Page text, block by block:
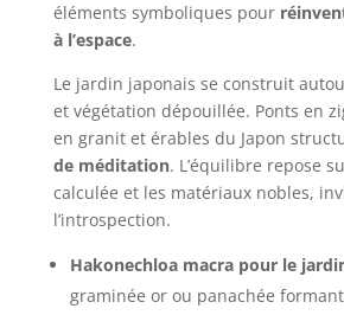
éléments symboliques pour
à l’espace.
Le jardin japonais se construit
et végétation dépouillée. Ponts en
en granit et érables du Japon
de méditation. L’équilibre repose
calculée et les matériaux nobles,
l’introspection.
Hakonechloa macra pour le
graminée or ou panachée